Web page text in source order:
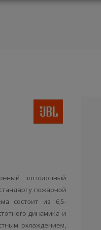
потолочный
пожарной
состоит из 6,5-
динамика и
охлаждением,